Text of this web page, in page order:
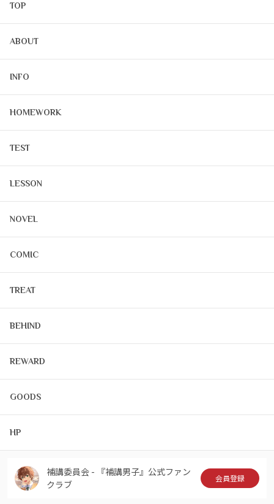
TOP
ABOUT
INFO
HOMEWORK
TEST
LESSON
NOVEL
COMIC
TREAT
BEHIND
REWARD
GOODS
HP
補講委員会 - 『補講男子』公式ファン
クラブ
会員登録